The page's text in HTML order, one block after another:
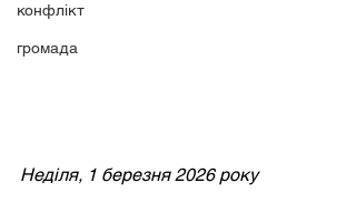
конфлікт
громада
Неділя, 1 березня 2026 року